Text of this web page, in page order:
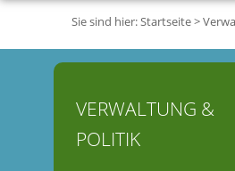
Sie sind hier:Startseite>
VERWALTUNG &
POLITIK